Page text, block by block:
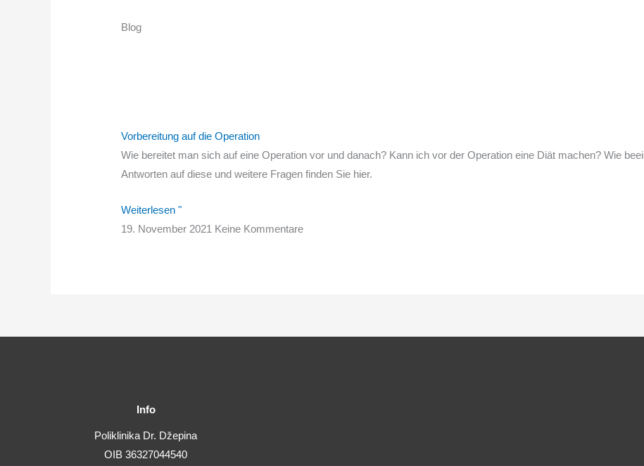
Blog
Vorbereitung auf die Operation
Wie bereitet man sich auf eine Operation vor und danach? Kann ich vor der Operation eine Diät machen? Wie
Antworten auf diese und weitere Fragen finden Sie hier.
Weiterlesen "
19. November 2021 Keine Kommentare
Info
Poliklinika Dr. Džepina
OIB 36327044540